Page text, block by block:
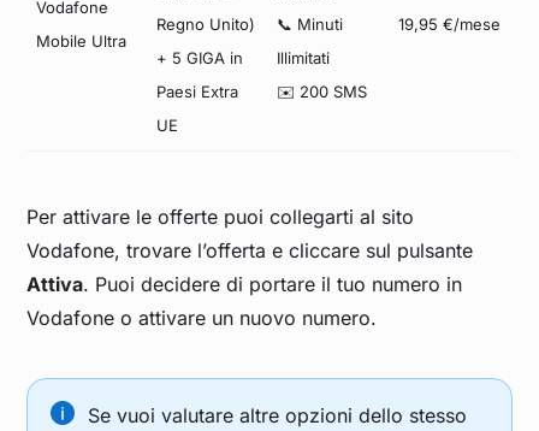
Vodafone
Mobile Ultra
Regno Unito)
+ 5 GIGA in
Paesi Extra
UE
📞 Minuti
Illimitati
✉️ 200 SMS
19,95 €/mese
Per attivare le offerte puoi collegarti al sito
Vodafone, trovare l’offerta e cliccare sul pulsante
Attiva. Puoi decidere di portare il tuo numero in
Vodafone o attivare un nuovo numero.
Se vuoi valutare altre opzioni dello stesso